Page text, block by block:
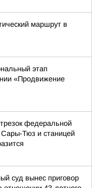
маршрут в
этап
«Продвижение
федеральной
Тюз и станицей
суд вынес приговор